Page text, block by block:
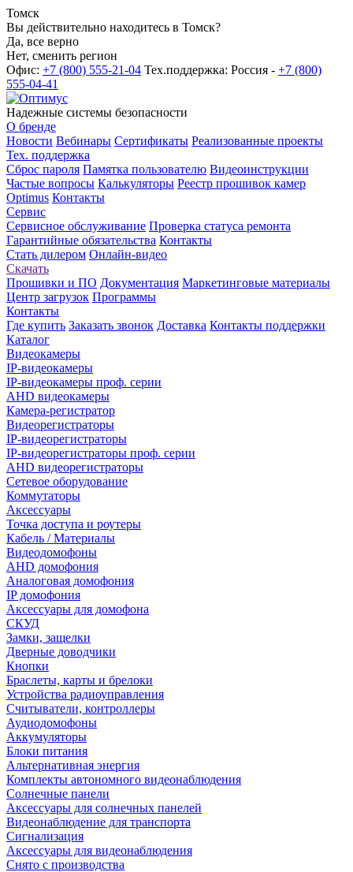
Томск
Вы действительно находитесь в Томск?
Да, все верно
Нет, сменить регион
Офис: +7 (800) 555-21-04 Тех.поддержка: Россия - +7 (800)
555-04-41
Надежные системы безопасности
О бренде
Новости Вебинары Сертификаты Реализованные проекты
Тех. поддержка
Сброс пароля Памятка пользователю Видеоинструкции
Частые вопросы Калькуляторы Реестр прошивок камер
Optimus Контакты
Сервис
Сервисное обслуживание Проверка статуса ремонта
Гарантийные обязательства Контакты
Стать дилером Онлайн-видео
Скачать
Прошивки и ПО Документация Маркетинговые материалы
Центр загрузок Программы
Контакты
Где купить Заказать звонок Доставка Контакты поддержки
Каталог
Видеокамеры
IP-видеокамеры
IP-видеокамеры проф. серии
AHD видеокамеры
Камера-регистратор
Видеорегистраторы
IP-видеорегистраторы
IP-видеорегистраторы проф. серии
AHD видеорегистраторы
Сетевое оборудование
Коммутаторы
Аксессуары
Точка доступа и роутеры
Кабель / Материалы
Видеодомофоны
AHD домофония
Аналоговая домофония
IP домофония
Аксессуары для домофона
СКУД
Замки, защелки
Дверные доводчики
Кнопки
Браслеты, карты и брелоки
Устройства радиоуправления
Считыватели, контроллеры
Аудиодомофоны
Аккумуляторы
Блоки питания
Альтернативная энергия
Комплекты автономного видеонаблюдения
Солнечные панели
Аксессуары для солнечных панелей
Видеонаблюдение для транспорта
Сигнализация
Аксессуары для видеонаблюдения
Снято с производства